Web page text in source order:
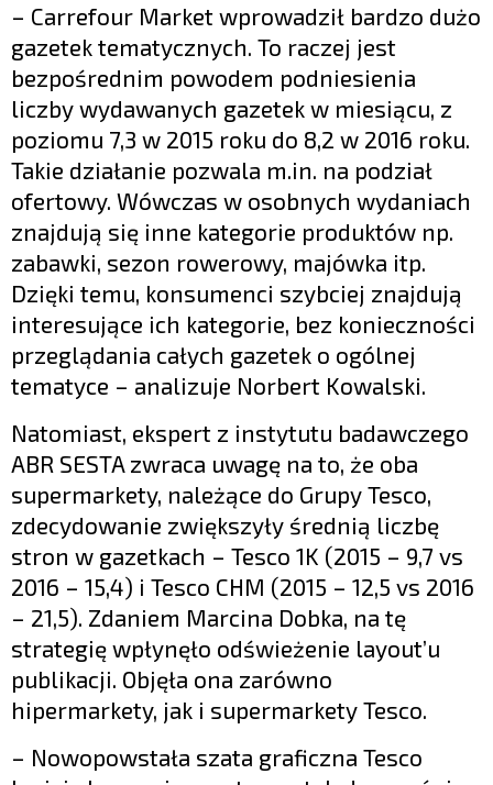
– Carrefour Market wprowadził bardzo dużo
gazetek tematycznych. To raczej jest
bezpośrednim powodem podniesienia
liczby wydawanych gazetek w miesiącu, z
poziomu 7,3 w 2015 roku do 8,2 w 2016 roku.
Takie działanie pozwala m.in. na podział
ofertowy. Wówczas w osobnych wydaniach
znajdują się inne kategorie produktów np.
zabawki, sezon rowerowy, majówka itp.
Dzięki temu, konsumenci szybciej znajdują
interesujące ich kategorie, bez konieczności
przeglądania całych gazetek o ogólnej
tematyce – analizuje Norbert Kowalski.
Natomiast, ekspert z instytutu badawczego
ABR SESTA zwraca uwagę na to, że oba
supermarkety, należące do Grupy Tesco,
zdecydowanie zwiększyły średnią liczbę
stron w gazetkach – Tesco 1K (2015 – 9,7 vs
2016 – 15,4) i Tesco CHM (2015 – 12,5 vs 2016
– 21,5). Zdaniem Marcina Dobka, na tę
strategię wpłynęło odświeżenie layout’u
publikacji. Objęła ona zarówno
hipermarkety, jak i supermarkety Tesco.
– Nowopowstała szata graficzna Tesco